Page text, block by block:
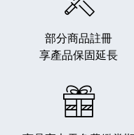
部分商品註冊
享產品保固延長